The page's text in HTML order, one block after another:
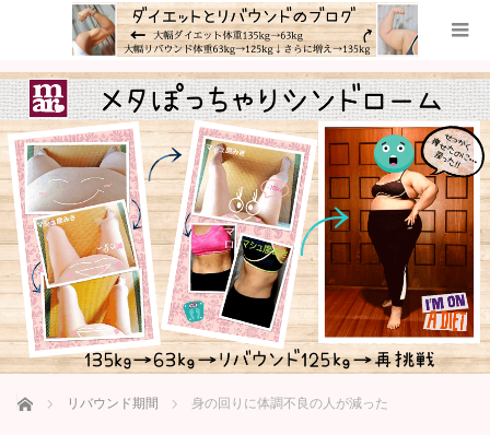
ホーム リバウンド期間 身の回りに体調不良の人が減った